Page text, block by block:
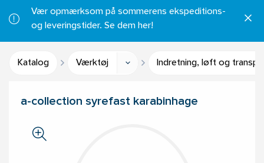
Vær opmærksom på sommerens ekspeditions-
og leveringstider. Se dem her!
Katalog Værktøj Indretning, løft og
a-collection syrefast karabinhage